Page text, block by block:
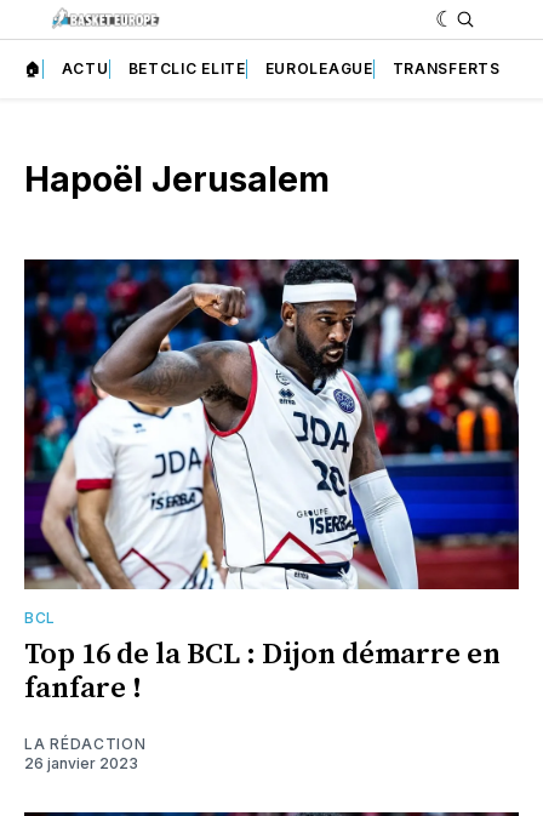
🏠 ACTU BETCLIC ELITE EUROLEAGUE TRANSFERTS
Hapoël Jerusalem
BCL
Top 16 de la BCL : Dijon démarre en
fanfare !
LA RÉDACTION
26 janvier 2023